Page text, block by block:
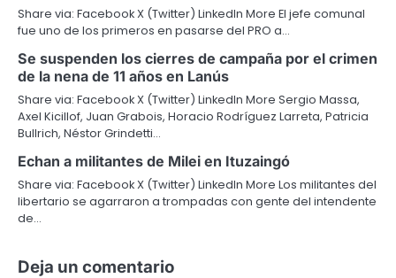
Share via: Facebook X (Twitter) LinkedIn More El jefe comunal
fue uno de los primeros en pasarse del PRO a…
Se suspenden los cierres de campaña por el crimen
de la nena de 11 años en Lanús
Share via: Facebook X (Twitter) LinkedIn More Sergio Massa,
Axel Kicillof, Juan Grabois, Horacio Rodríguez Larreta, Patricia
Bullrich, Néstor Grindetti…
Echan a militantes de Milei en Ituzaingó
Share via: Facebook X (Twitter) LinkedIn More Los militantes del
libertario se agarraron a trompadas con gente del intendente
de…
Deja un comentario